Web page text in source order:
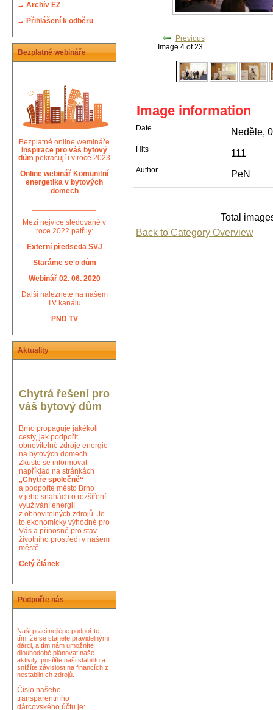
→ Archív EZ
→ Přihlášení k odběru
Bezplatné webináře
Bezplatné online wemináře
Inspirace pro váš bytový
dům pokračují i v roce 2023
Online webinář Komunitní
energetika v bytových
domech
Mezi nejvíce sledované v
roce 2022 patřily:
Externí předseda SVJ
Staráme se o dům
Webinář 02. 06. 2020
Další naleznete na našem
TV kanálu
PND TV
Aktuality
Chytrá řešení pro
váš bytový dům
Brno propaguje jakékoli
cesty, jak podpořit
obnovitelné zdroje energie
na bytových domech.
Zkuste se informovat
například na stránkách
„Chytře společně“
a podpořte město Brno
v jeho snahách o rozšíření
využívání energií
z obnovitelných zdrojů. Je
to ekonomicky výhodné pro
Vás a přínosné pro stav
životního prostředí v našem
městě.
Celý článek
Podpořte nás
Naši práci nejlépe podpoříte
tím, že se stanete pravidelnými
dárci, a tím nám umožníte
dlouhodobě plánovat naše
aktivity, posílíte naši stabilitu a
snížíte závislost na financích z
nestabilních zdrojů.
Číslo našeho
transparentního
dárcovského účtu je:
Previous
Image 4 of 23
Image information
Date Neděle,
Hits 111
Author PeN
Total
Back to Category Overview